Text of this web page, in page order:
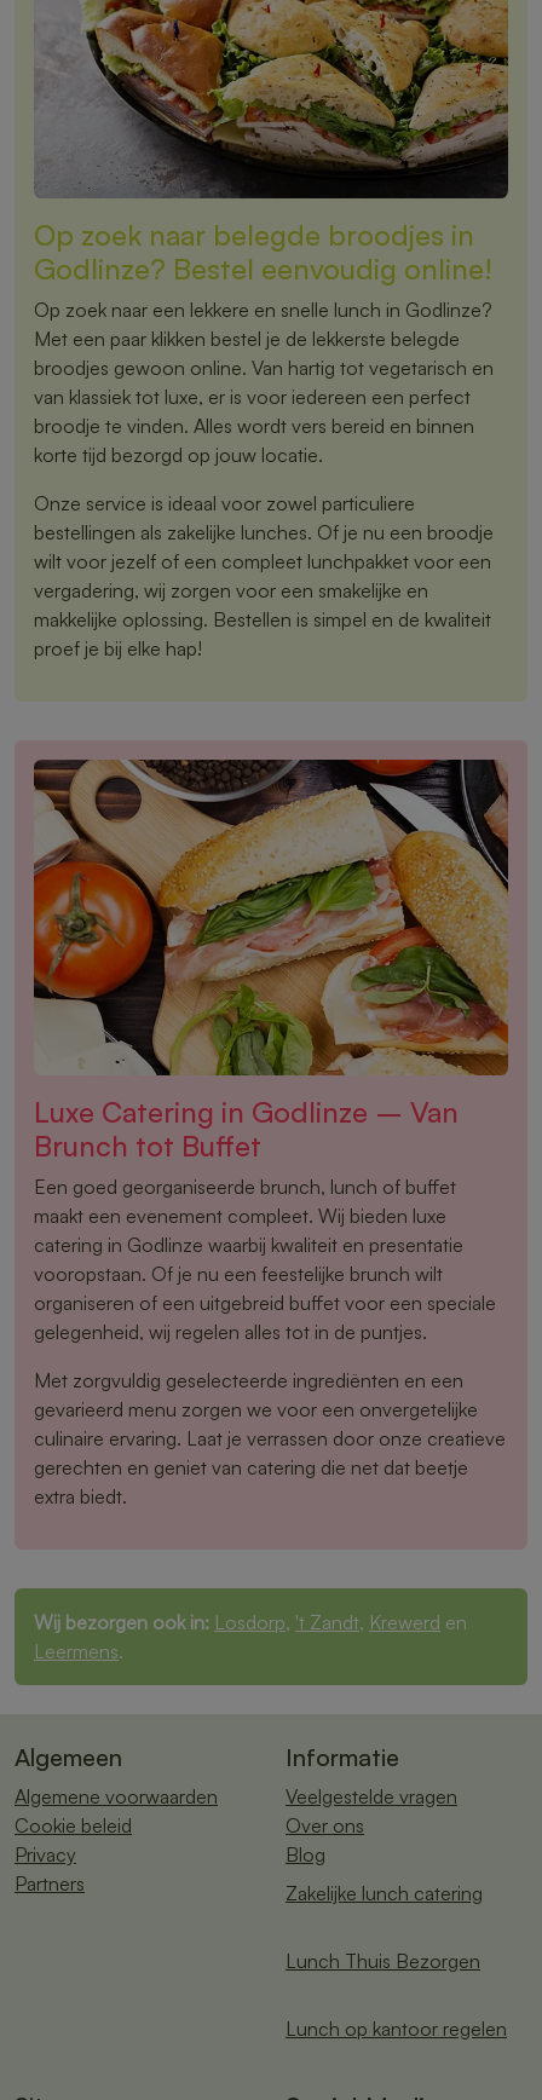
Op zoek naar belegde broodjes in
Godlinze? Bestel eenvoudig online!
Op zoek naar een lekkere en snelle lunch in Godlinze?
Met een paar klikken bestel je de lekkerste belegde
broodjes gewoon online. Van hartig tot vegetarisch en
van klassiek tot luxe, er is voor iedereen een perfect
broodje te vinden. Alles wordt vers bereid en binnen
korte tijd bezorgd op jouw locatie.
Onze service is ideaal voor zowel particuliere
bestellingen als zakelijke lunches. Of je nu een broodje
wilt voor jezelf of een compleet lunchpakket voor een
vergadering, wij zorgen voor een smakelijke en
makkelijke oplossing. Bestellen is simpel en de kwaliteit
proef je bij elke hap!
Luxe Catering in Godlinze – Van
Brunch tot Buffet
Een goed georganiseerde brunch, lunch of buffet
maakt een evenement compleet. Wij bieden luxe
catering in Godlinze waarbij kwaliteit en presentatie
vooropstaan. Of je nu een feestelijke brunch wilt
organiseren of een uitgebreid buffet voor een speciale
gelegenheid, wij regelen alles tot in de puntjes.
Met zorgvuldig geselecteerde ingrediënten en een
gevarieerd menu zorgen we voor een onvergetelijke
culinaire ervaring. Laat je verrassen door onze creatieve
gerechten en geniet van catering die net dat beetje
extra biedt.
Wij bezorgen ook in: Losdorp, 't Zandt, Krewerd en
Leermens.
Algemeen
Algemene voorwaarden
Cookie beleid
Privacy
Partners
Informatie
Veelgestelde vragen
Over ons
Blog
Zakelijke lunch catering
Lunch Thuis Bezorgen
Lunch op kantoor regelen